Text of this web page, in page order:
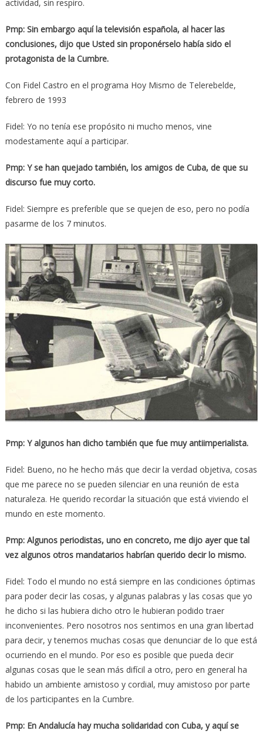
actividad, sin respiro.
Pmp: Sin embargo aquí la televisión española, al hacer las
conclusiones, dijo que Usted sin proponérselo había sido el
protagonista de la Cumbre.
Con Fidel Castro en el programa Hoy Mismo de Telerebelde,
febrero de 1993
Fidel: Yo no tenía ese propósito ni mucho menos, vine
modestamente aquí a participar.
Pmp: Y se han quejado también, los amigos de Cuba, de que su
discurso fue muy corto.
Fidel: Siempre es preferible que se quejen de eso, pero no podía
pasarme de los 7 minutos.
Pmp: Y algunos han dicho también que fue muy antiimperialista.
Fidel: Bueno, no he hecho más que decir la verdad objetiva, cosas
que me parece no se pueden silenciar en una reunión de esta
naturaleza. He querido recordar la situación que está viviendo el
mundo en este momento.
Pmp: Algunos periodistas, uno en concreto, me dijo ayer que tal
vez algunos otros mandatarios habrían querido decir lo mismo.
Fidel: Todo el mundo no está siempre en las condiciones óptimas
para poder decir las cosas, y algunas palabras y las cosas que yo
he dicho si las hubiera dicho otro le hubieran podido traer
inconvenientes. Pero nosotros nos sentimos en una gran libertad
para decir, y tenemos muchas cosas que denunciar de lo que está
ocurriendo en el mundo. Por eso es posible que pueda decir
algunas cosas que le sean más difícil a otro, pero en general ha
habido un ambiente amistoso y cordial, muy amistoso por parte
de los participantes en la Cumbre.
Pmp: En Andalucía hay mucha solidaridad con Cuba, y aquí se